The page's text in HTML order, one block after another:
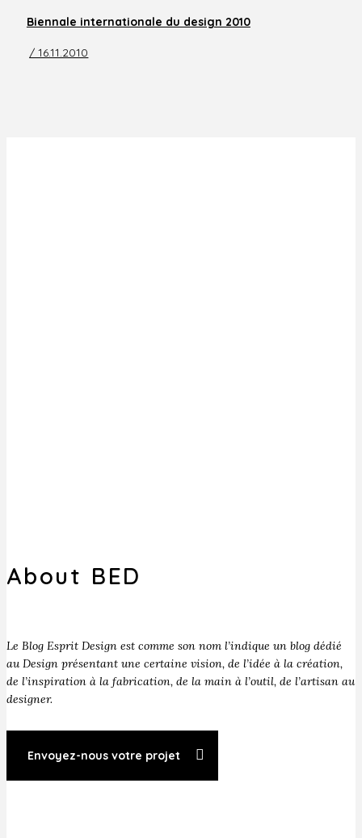
Biennale internationale du design 2010
/ 16.11.2010
About BED
Le Blog Esprit Design est comme son nom l’indique un blog dédié
au Design présentant une certaine vision, de l’idée à la création,
de l’inspiration à la fabrication, de la main à l’outil, de l’artisan au
designer.
Envoyez-nous votre projet